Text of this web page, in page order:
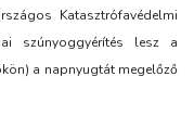
Katasztrófavédelmi
szúnyoggyérítés lesz a
a napnyugtát megelőző